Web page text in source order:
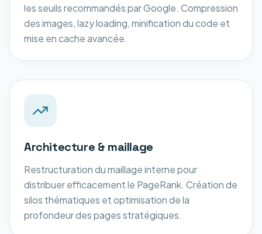
les seuils recommandés par Google. Compression
des images, lazy loading, minification du code et
mise en cache avancée.
Architecture & maillage
Restructuration du maillage interne pour
distribuer efficacement le PageRank. Création de
silos thématiques et optimisation de la
profondeur des pages stratégiques.